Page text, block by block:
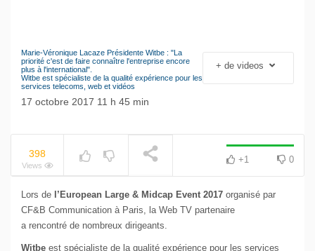
NOW PLAYING
Le séisme industriel
Marie-Véronique Lacaze Présidente Witbe : "La
priorité c'est de faire connaître l'entreprise encore
plus à l'international".
Witbe est spécialiste de la qualité expérience pour les
services telecoms, web et vidéos
17 octobre 2017 11 h 45 min
+ de videos
398
Views
+1 0
Lors de l’European Large & Midcap Event 2017 organisé par
CF&B Communication à Paris, la Web TV partenaire
a rencontré de nombreux dirigeants.
Witbe est spécialiste de la qualité expérience pour les services